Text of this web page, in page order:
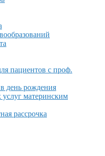
пациентов с проф.
день рождения
материнским
рассрочка